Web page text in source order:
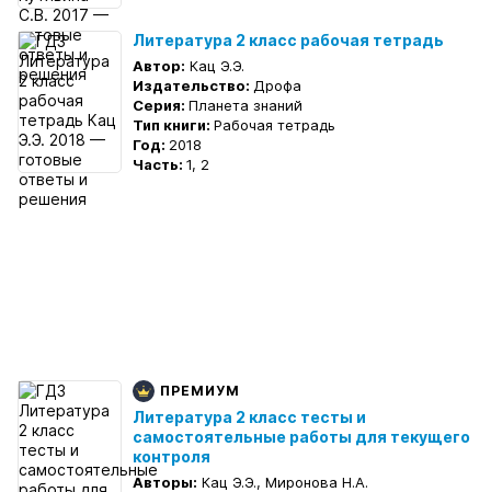
Литература 2 класс рабочая тетрадь
Автор: Кац Э.Э.
Издательство: Дрофа
Серия: Планета знаний
Тип книги: Рабочая тетрадь
Год: 2018
Часть: 1, 2
ПРЕМИУМ
Литература 2 класс тесты и
самостоятельные работы для текущего
контроля
Авторы: Кац Э.Э., Миронова Н.А.